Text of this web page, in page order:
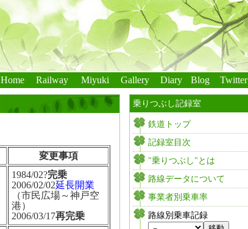
Home Railway Miyuki Gallery Diary Blog Twitter
乗りつぶし記録室
鉄道トップ
記録室目次
"乗りつぶし"とは
路線データについて
事業者別乗車率
路線別乗車記録
変更事項
1984/02?完乗
2006/02/02延長開業
（市民広場～神戸空
港）
2006/03/17再完乗